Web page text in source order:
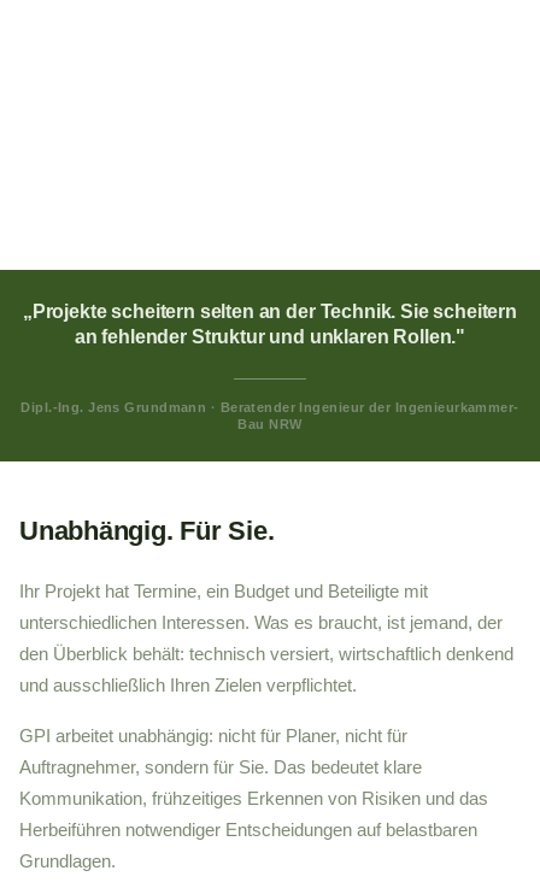
„Projekte scheitern selten an der Technik. Sie scheitern
an fehlender Struktur und unklaren Rollen."
Dipl.-Ing. Jens Grundmann · Beratender Ingenieur der Ingenieurkammer-
Bau NRW
Unabhängig. Für Sie.
Ihr Projekt hat Termine, ein Budget und Beteiligte mit
unterschiedlichen Interessen. Was es braucht, ist jemand, der
den Überblick behält: technisch versiert, wirtschaftlich denkend
und ausschließlich Ihren Zielen verpflichtet.
GPI arbeitet unabhängig: nicht für Planer, nicht für
Auftragnehmer, sondern für Sie. Das bedeutet klare
Kommunikation, frühzeitiges Erkennen von Risiken und das
Herbeiführen notwendiger Entscheidungen auf belastbaren
Grundlagen.